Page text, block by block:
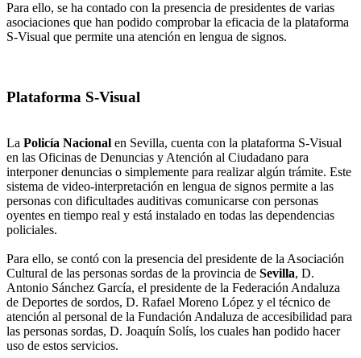
Para ello, se ha contado con la presencia de presidentes de varias
asociaciones que han podido comprobar la eficacia de la plataforma
S-Visual que permite una atención en lengua de signos.
Plataforma S-Visual
La Policía Nacional en Sevilla, cuenta con la plataforma S-Visual
en las Oficinas de Denuncias y Atención al Ciudadano para
interponer denuncias o simplemente para realizar algún trámite. Este
sistema de video-interpretación en lengua de signos permite a las
personas con dificultades auditivas comunicarse con personas
oyentes en tiempo real y está instalado en todas las dependencias
policiales.
Para ello, se contó con la presencia del presidente de la Asociación
Cultural de las personas sordas de la provincia de Sevilla, D.
Antonio Sánchez García, el presidente de la Federación Andaluza
de Deportes de sordos, D. Rafael Moreno López y el técnico de
atención al personal de la Fundación Andaluza de accesibilidad para
las personas sordas, D. Joaquín Solís, los cuales han podido hacer
uso de estos servicios.